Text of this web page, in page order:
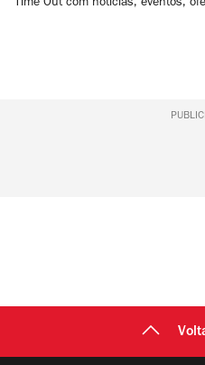
Time Out com notícias, eventos,